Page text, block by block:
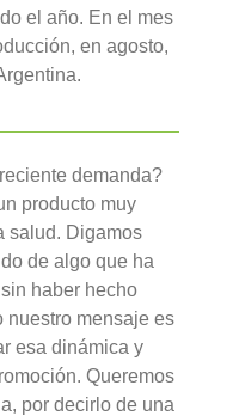
el año. En el mes
en agosto,
demanda?
producto muy
salud. Digamos
de algo que ha
haber hecho
nuestro mensaje es
esa dinámica y
Queremos
por decirlo de una